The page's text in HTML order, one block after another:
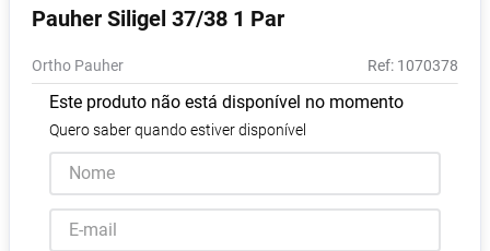
Pauher Siligel 37/38 1 Par
Ortho Pauher : 1070378
Este produto não está disponível no momento
Quero saber quando estiver disponível
Absorvente
9 º Vitamina D
10º Lavitan